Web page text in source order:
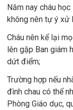
Năm nay cháu
không nên tự ý xử
Cháu nên kể lại
lên gặp Ban giám
dứt điểm;
Trường hợp nếu
đình chau có thể
Phòng Giáo dục,